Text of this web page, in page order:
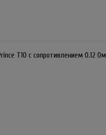
T10 с сопротивлением 0.12 Ом